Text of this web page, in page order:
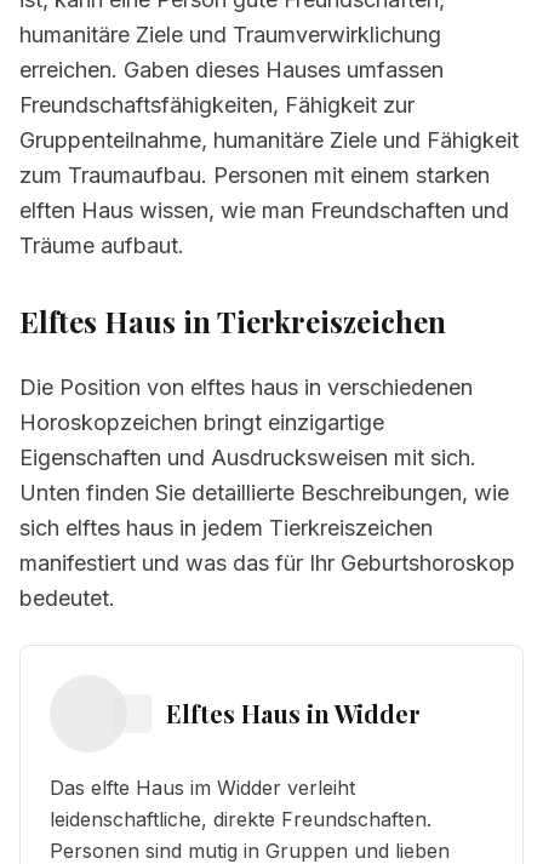
humanitäre Ziele und Traumverwirklichung
erreichen. Gaben dieses Hauses umfassen
Freundschaftsfähigkeiten, Fähigkeit zur
Gruppenteilnahme, humanitäre Ziele und Fähigkeit
zum Traumaufbau. Personen mit einem starken
elften Haus wissen, wie man Freundschaften und
Träume aufbaut.
Elftes Haus in Tierkreiszeichen
Die Position von elftes haus in verschiedenen
Horoskopzeichen bringt einzigartige
Eigenschaften und Ausdrucksweisen mit sich.
Unten finden Sie detaillierte Beschreibungen, wie
sich elftes haus in jedem Tierkreiszeichen
manifestiert und was das für Ihr Geburtshoroskop
bedeutet.
Elftes Haus in Widder
Das elfte Haus im Widder verleiht
leidenschaftliche, direkte Freundschaften.
Personen sind mutig in Gruppen und lieben